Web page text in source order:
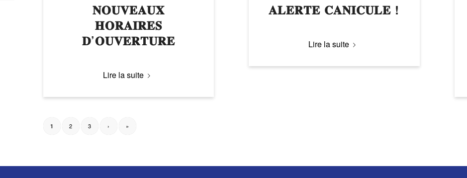
𝐍𝐎𝐔𝐕𝐄𝐀𝐔𝐗
𝐇𝐎𝐑𝐀𝐈𝐑𝐄𝐒
𝐃’𝐎𝐔𝐕𝐄𝐑𝐓𝐔𝐑𝐄
Lire la suite
𝐀𝐋𝐄𝐑𝐓𝐄 𝐂𝐀𝐍𝐈𝐂𝐔𝐋𝐄 !
Lire la suite
1 2 3 › »